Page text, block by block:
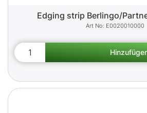
Edging strip Berlingo/
E0020010000